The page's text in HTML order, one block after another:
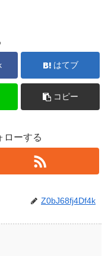
はてブ
コピー
ローする
Z0bJ68fj4Df4k